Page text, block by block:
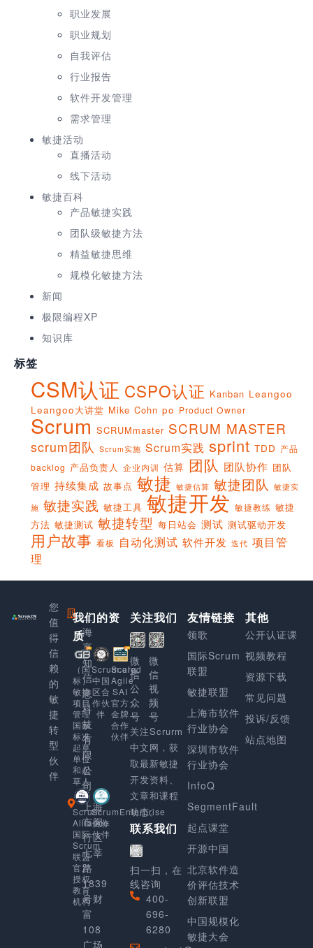
职业发展
职业规划
自我评估
行业报告
软件开发管理
需求管理
敏捷活动
直播活动
线下活动
敏捷百科
产品敏捷实践
团队级敏捷方法
精益敏捷思维
规模化敏捷方法
新闻
极限编程XP
知识库
标签
CSM认证 CSPO认证 Kanban Leangoo
Leangoo大讲堂 Mike Cohn po Product Owner
Scrum SCRUMmaster SCRUM MASTER
scrum团队 Scrum实施 Scrum实践 sprint TDD 产品
backlog 产品负责人 企业内训 估算 团队 团队协作 团队
管理 持续集成 故事点 敏捷 敏捷估算 敏捷团队 敏捷实
施 敏捷实践 敏捷工具 敏捷开发 敏捷教练 敏捷
方法 敏捷测试 敏捷转型 每日站会 测试 测试驱动开发
用户故事 看板 自动化测试 软件开发 迭代 项目管
理
您
值
得
信
赖
的
敏
捷
转
型
伙
伴
上
海
享
知
信
息
科
技
有
限
公
司
上海
市闵
行区
七莘
路
1839
号财
富
108
广场
我们的资
质
（国
标）
敏捷
项目
管理
国家
标准
起草
单位
和起
草人
Scrum.org
中国
区合
作伙
伴
Scaled
Agile
SAI
官方
金牌
合作
伙伴
Scrum
Alliance
国际
Scrum
联盟
官方
授权
教育
机构
ScrumEnterprise
合作
伙伴
关注我们
微
信
公
众
号
微
信
视
频
号
关注Scrurm
中文网，获
取最新敏捷
开发资料、
文章和课程
动态。
联系我们
扫一扫，在
线咨询
400-
696-
6280
友情链接
领歌
国际Scrum
联盟
敏捷联盟
上海市软件
行业协会
深圳市软件
行业协会
InfoQ
SegmentFault
起点课堂
开源中国
北京软件造
价评估技术
创新联盟
中国规模化
敏捷大会
其他
公开认证课
视频教程
资源下载
常见问题
投诉/反馈
站点地图